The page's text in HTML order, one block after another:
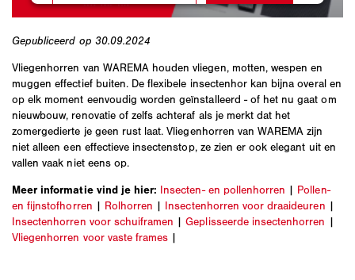
Gepubliceerd op 30.09.2024
Vliegenhorren van WAREMA houden vliegen, motten, wespen en
muggen effectief buiten. De flexibele insectenhor kan bijna overal en
op elk moment eenvoudig worden geïnstalleerd - of het nu gaat om
nieuwbouw, renovatie of zelfs achteraf als je merkt dat het
zomergedierte je geen rust laat. Vliegenhorren van WAREMA zijn
niet alleen een effectieve insectenstop, ze zien er ook elegant uit en
vallen vaak niet eens op.
Meer informatie vind je hier: Insecten- en pollenhorren | Pollen-
en fijnstofhorren | Rolhorren | Insectenhorren voor draaideuren |
Insectenhorren voor schuiframen |Geplisseerde insectenhorren |
Vliegenhorren voor vaste frames |